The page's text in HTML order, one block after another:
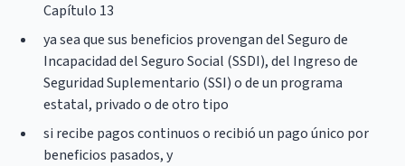
Capítulo 13
ya sea que sus beneficios provengan del Seguro de
Incapacidad del Seguro Social (SSDI), del Ingreso de
Seguridad Suplementario (SSI) o de un programa
estatal, privado o de otro tipo
si recibe pagos continuos o recibió un pago único por
beneficios pasados, y